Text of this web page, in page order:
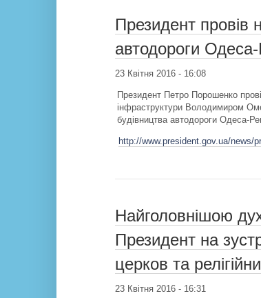
Президент провів
автодороги Одеса-
23 Квітня 2016 - 16:08
Президент Петро Порошенко
інфраструктури Володимиром
будівництва автодороги Одеса-
http://www.president.gov.ua/news/
Найголовнішою
Президент на
церков та
23 Квітня 2016 - 16:31